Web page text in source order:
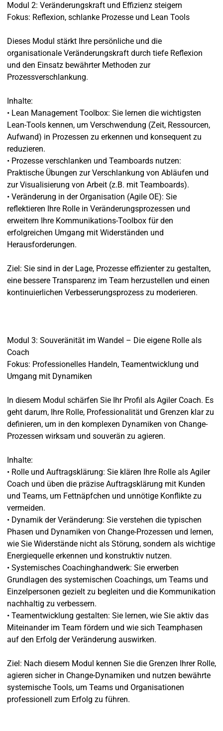
Modul 2: Veränderungskraft und Effizienz steigern
Fokus: Reflexion, schlanke Prozesse und Lean Tools
Dieses Modul stärkt Ihre persönliche und die
organisationale Veränderungskraft durch tiefe Reflexion
und den Einsatz bewährter Methoden zur
Prozessverschlankung.
Inhalte:
• Lean Management Toolbox: Sie lernen die wichtigsten
Lean-Tools kennen, um Verschwendung (Zeit, Ressourcen,
Aufwand) in Prozessen zu erkennen und konsequent zu
reduzieren.
• Prozesse verschlanken und Teamboards nutzen:
Praktische Übungen zur Verschlankung von Abläufen und
zur Visualisierung von Arbeit (z.B. mit Teamboards).
• Veränderung in der Organisation (Agile OE): Sie
reflektieren Ihre Rolle in Veränderungsprozessen und
erweitern Ihre Kommunikations-Toolbox für den
erfolgreichen Umgang mit Widerständen und
Herausforderungen.
Ziel: Sie sind in der Lage, Prozesse effizienter zu gestalten,
eine bessere Transparenz im Team herzustellen und einen
kontinuierlichen Verbesserungsprozess zu moderieren.
Modul 3: Souveränität im Wandel – Die eigene Rolle als
Coach
Fokus: Professionelles Handeln, Teamentwicklung und
Umgang mit Dynamiken
In diesem Modul schärfen Sie Ihr Profil als Agiler Coach. Es
geht darum, Ihre Rolle, Professionalität und Grenzen klar zu
definieren, um in den komplexen Dynamiken von Change-
Prozessen wirksam und souverän zu agieren.
Inhalte:
• Rolle und Auftragsklärung: Sie klären Ihre Rolle als Agiler
Coach und üben die präzise Auftragsklärung mit Kunden
und Teams, um Fettnäpfchen und unnötige Konflikte zu
vermeiden.
• Dynamik der Veränderung: Sie verstehen die typischen
Phasen und Dynamiken von Change-Prozessen und lernen,
wie Sie Widerstände nicht als Störung, sondern als wichtige
Energiequelle erkennen und konstruktiv nutzen.
• Systemisches Coachinghandwerk: Sie erwerben
Grundlagen des systemischen Coachings, um Teams und
Einzelpersonen gezielt zu begleiten und die Kommunikation
nachhaltig zu verbessern.
• Teamentwicklung gestalten: Sie lernen, wie Sie aktiv das
Miteinander im Team fördern und wie sich Teamphasen
auf den Erfolg der Veränderung auswirken.
Ziel: Nach diesem Modul kennen Sie die Grenzen Ihrer Rolle,
agieren sicher in Change-Dynamiken und nutzen bewährte
systemische Tools, um Teams und Organisationen
professionell zum Erfolg zu führen.